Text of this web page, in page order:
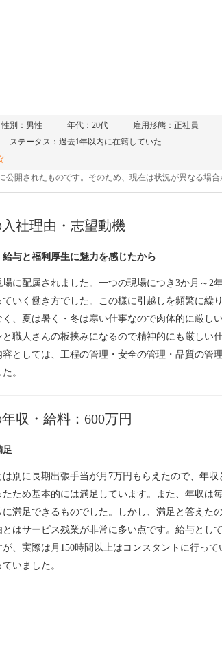
性別：男性 年代：20代
雇用形態：正社員
ステータス：過去1年以内に在籍していた
公開されたものです。そのため、現在は状況が異なる場合
社理由・志望動機
与と福利厚生に魅力を感じたから
に配属されました。一つの現場につき3か月～2
ていく働き方でした。この様に引越しを頻繁に繰
、夏は暑く・冬は寒い仕事なので肉体的に厳し
職人さんの板挟みになるので精神的にも厳しい
としては、工程の管理・安全の管理・品質の管
。
収・給料：600万円
足
別に長期出張手当が月7万円もらえたので、年収
たため基本的には満足しています。また、年収は
満足できるものでした。しかし、満足と答えた
はサービス残業が非常に多い点です。給与とし
、実際は月150時間以上はコンスタントに行って
いました。